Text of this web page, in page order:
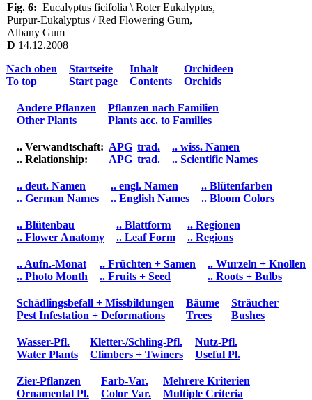
Fig. 6: Eucalyptus ficifolia \ Roter Eukalyptus,
Purpur-Eukalyptus / Red Flowering Gum,
Albany Gum
D 14.12.2008
Nach oben
To top
Startseite
Start page
Inhalt
Contents
Orchideen
Orchids
Andere Pflanzen
Other Plants
Pflanzen nach Familien
Plants acc. to Families
.. Verwandtschaft:
.. Relationship:
APG
APG
trad.
trad.
.. wiss. Namen
.. Scientific Names
.. deut. Namen
.. German Names
.. engl. Namen
.. English Names
.. Blütenfarben
.. Bloom Colors
.. Blütenbau
.. Flower Anatomy
.. Blattform
.. Leaf Form
.. Regionen
.. Regions
.. Aufn.-Monat
.. Photo Month
.. Früchten + Samen
.. Fruits + Seed
.. Wurzeln + Knollen
.. Roots + Bulbs
Schädlingsbefall + Missbildungen
Pest Infestation + Deformations
Bäume
Trees
Sträucher
Bushes
Wasser-Pfl.
Water Plants
Kletter-/Schling-Pfl.
Climbers + Twiners
Nutz-Pfl.
Useful Pl.
Zier-Pflanzen
Ornamental Pl.
Farb-Var.
Color Var.
Mehrere Kriterien
Multiple Criteria